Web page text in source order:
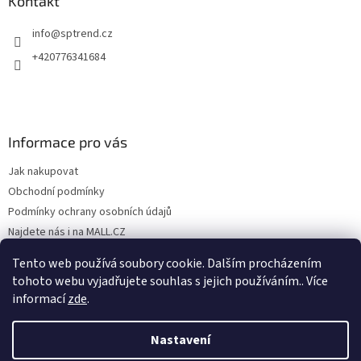
Tento web používá soubory cookie. Dalším procházením
tohoto webu vyjadřujete souhlas s jejich používáním.. Více
informacízde.
Nastavení
info@sptrend.cz
+420776341684
Informace pro vás
Jak nakupovat
Obchodní podmínky
Podmínky ochrany osobních údajů
Najdete nás i na MALL.CZ
Formulář pro uplatnění reklamace
Vytvořil Shoptet